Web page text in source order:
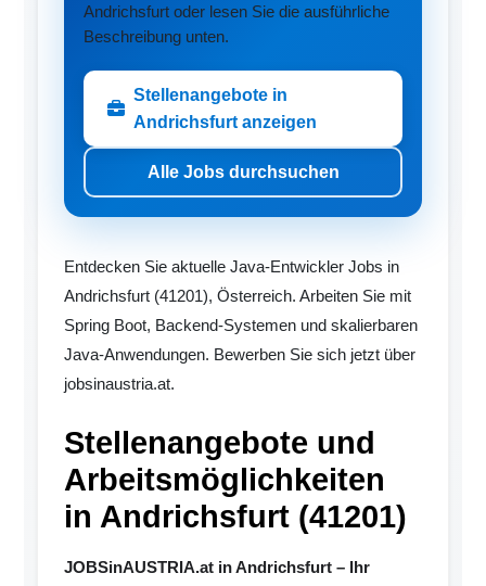
Andrichsfurt oder lesen Sie die ausführliche
Beschreibung unten.
Stellenangebote in
Andrichsfurt anzeigen
Alle Jobs durchsuchen
Entdecken Sie aktuelle Java-Entwickler Jobs in
Andrichsfurt (41201), Österreich. Arbeiten Sie mit
Spring Boot, Backend-Systemen und skalierbaren
Java-Anwendungen. Bewerben Sie sich jetzt über
jobsinaustria.at.
Stellenangebote und
Arbeitsmöglichkeiten
in Andrichsfurt (41201)
JOBSinAUSTRIA.at in Andrichsfurt – Ihr